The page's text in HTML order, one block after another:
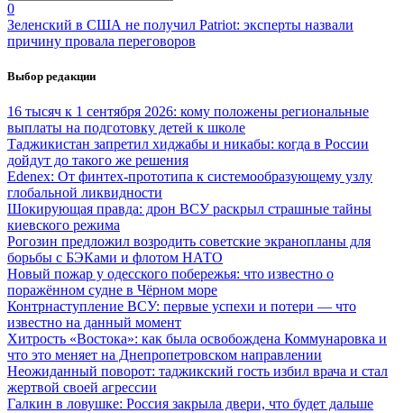
0
Зеленский в США не получил Patriot: эксперты назвали
причину провала переговоров
Выбор редакции
16 тысяч к 1 сентября 2026: кому положены региональные
выплаты на подготовку детей к школе
Таджикистан запретил хиджабы и никабы: когда в России
дойдут до такого же решения
Edenex: От финтех-прототипа к системообразующему узлу
глобальной ликвидности
Шокирующая правда: дрон ВСУ раскрыл страшные тайны
киевского режима
Рогозин предложил возродить советские экранопланы для
борьбы с БЭКами и флотом НАТО
Новый пожар у одесского побережья: что известно о
поражённом судне в Чёрном море
Контрнаступление ВСУ: первые успехи и потери — что
известно на данный момент
Хитрость «Востока»: как была освобождена Коммунаровка и
что это меняет на Днепропетровском направлении
Неожиданный поворот: таджикский гость избил врача и стал
жертвой своей агрессии
Галкин в ловушке: Россия закрыла двери, что будет дальше